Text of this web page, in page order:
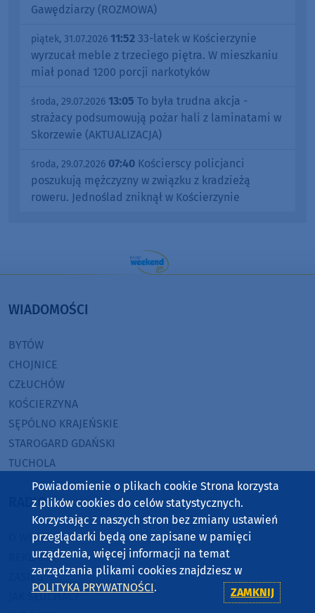
Gawędziarzy (ROZMOWA)
piątek, 31.07.2026 11:52 33-latek w Kościerzynie
wyrzucał meble z trzeciego piętra. W mieszkaniu
miał ponad 1200 porcji narkotyków
środa, 29.07.2026 13:05 To była trudna akcja -
strażacy podsumowują pożar hali z laminatami w
Skorzewie (AKTUALIZACJA)
środa, 29.07.2026 07:40 Kościerscy policjanci
poszukują mężczyzny w związku z kradzieżą
roweru. Jednoślad zniknął w Kościerzynie
WIADOMOŚCI
BYTÓW
CHOJNICE
CZŁUCHÓW
KOŚCIERZYNA
SĘPÓLNO KRAJEŃSKIE
STAROGARD GDAŃSKI
TUCHOLA
RADIO
O WEEKEND FM
REKLAMA
ZASIĘG
JAK SŁUCHAĆ?
Powiadomienie o plikach cookie Strona korzysta
z plików cookies do celów statystycznych.
Korzystając z naszych stron bez zmiany ustawień
przeglądarki będą one zapisane w pamięci
urządzenia, więcej informacji na temat
zarządzania plikami cookies znajdziesz w
POLITYKA PRYWATNOŚCI. ZAMKNIJ